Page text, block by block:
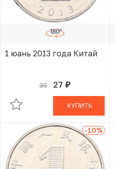
1 юань 2013 года Китай
30 27 руб.
В КОРЗИНЕ
КУПИТЬ
-10%